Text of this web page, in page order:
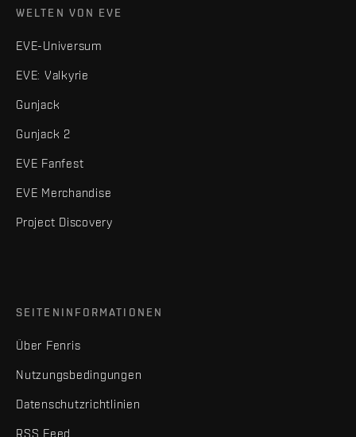
WELTEN VON EVE
EVE-Universum
EVE: Valkyrie
Gunjack
Gunjack 2
EVE Fanfest
EVE Merchandise
Project Discovery
SEITENINFORMATIONEN
Über Fenris
Nutzungsbedingungen
Datenschutzrichtlinien
RSS Feed